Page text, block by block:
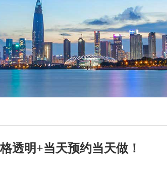
透明+当天预约当天做！